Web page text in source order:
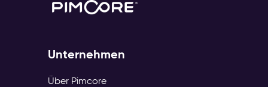
Unternehmen
Über Pimcore